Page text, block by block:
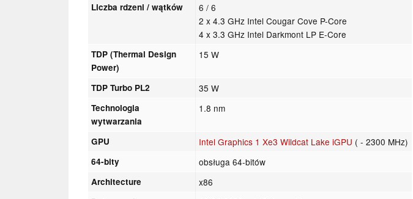
Liczba rdzeni / wątków
6 / 6
2 x 4.3 GHz Intel Cougar Cove P-Core
4 x 3.3 GHz Intel Darkmont LP E-Core
TDP (Thermal Design
Power)
15 W
TDP Turbo PL2 35 W
Technologia
wytwarzania
1.8 nm
GPU Intel Graphics 1 Xe3 Wildcat Lake iGPU ( - 2300 MHz)
64-bity obsługa 64-bitów
Architecture x86